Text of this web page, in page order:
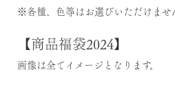
※各種、色等はお選びいただけませ
【商品福袋2024】
画像は全てイメージとなります。